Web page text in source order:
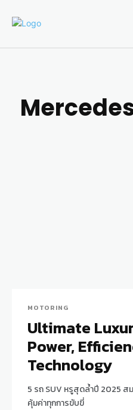
MOTORING
Ultimate
Power,
Technology
5 รถ SUV หรูสุดล้ำปี 2025 ส
คุ้มค่าทุกการขับขี่